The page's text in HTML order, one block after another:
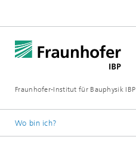
Fraunhofer-Institut für Bauphysik IBP
Wo bin ich?